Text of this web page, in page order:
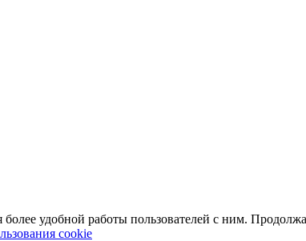
удобной работы пользователей с ним.
cookie